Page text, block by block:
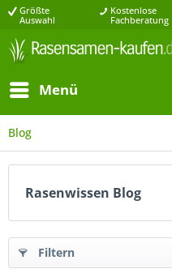
Größte
Auswahl
Kostenlose
Fachberatung
Menü
Blog
Rasenwissen Blog
Filtern